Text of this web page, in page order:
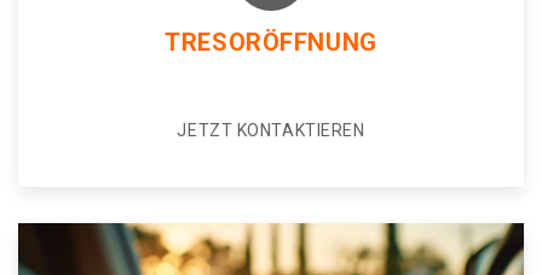
TRESORÖFFNUNG
JETZT KONTAKTIEREN